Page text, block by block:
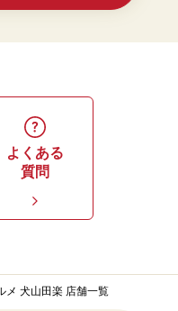
よくある
質問
メ 犬山田楽 店舗一覧